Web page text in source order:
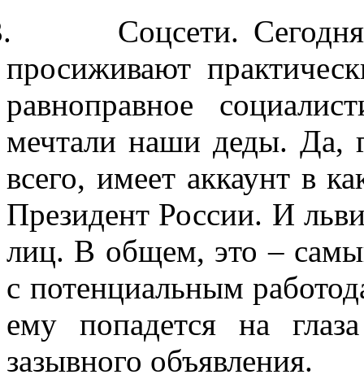
Соцсети.
просиживают
равноправное
мечтали наши деды. Да,
всего, имеет аккаунт в
Президент России. И
лиц. В общем, это –
с потенциальным
ему попадется на
зазывного объявления.